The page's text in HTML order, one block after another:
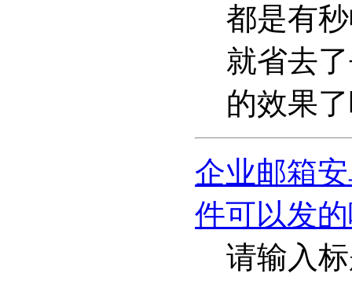
都是有
就省去
的效果
企业邮箱
件可以发
请输入